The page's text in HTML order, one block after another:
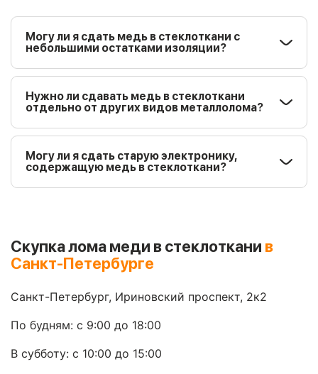
Могу ли я сдать медь в стеклоткани с
небольшими остатками изоляции?
Нужно ли сдавать медь в стеклоткани
отдельно от других видов металлолома?
Могу ли я сдать старую электронику,
содержащую медь в стеклоткани?
Скупка лома меди в стеклоткани в
Санкт-Петербурге
Санкт-Петербург, Ириновский проспект, 2к2
По будням: с 9:00 до 18:00
В субботу: с 10:00 до 15:00